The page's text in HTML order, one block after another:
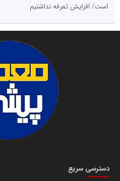
است/ افزایش تعرفه نداشتیم
دسترسی سریع